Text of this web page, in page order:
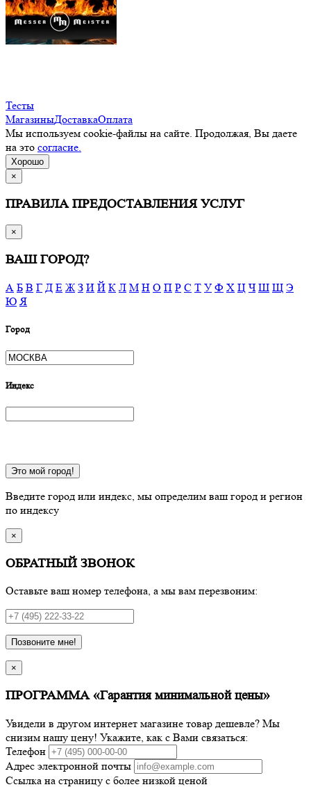
Тесты
МагазиныДоставкаОплата
Мы используем cookie-файлы на сайте. Продолжая, Вы даете
на это согласие.
Хорошо
×
ПРАВИЛА ПРЕДОСТАВЛЕНИЯ УСЛУГ
×
ВАШ ГОРОД?
А Б В Г Д Е Ж З И Й К Л М Н О П Р С Т У Ф Х Ц Ч Ш Щ Э
Ю Я
Город
Индекс
Это мой город!
Введите город или индекс, мы определим ваш город и регион
по индексу
×
ОБРАТНЫЙ ЗВОНОК
Оставьте ваш номер телефона, а мы вам перезвоним:
Позвоните мне!
×
ПРОГРАММА «Гарантия минимальной цены»
Увидели в другом интернет магазине товар дешевле? Мы
снизим нашу цену! Укажите, как с Вами связаться:
Телефон
Адрес электронной почты
Ссылка на страницу с более низкой ценой